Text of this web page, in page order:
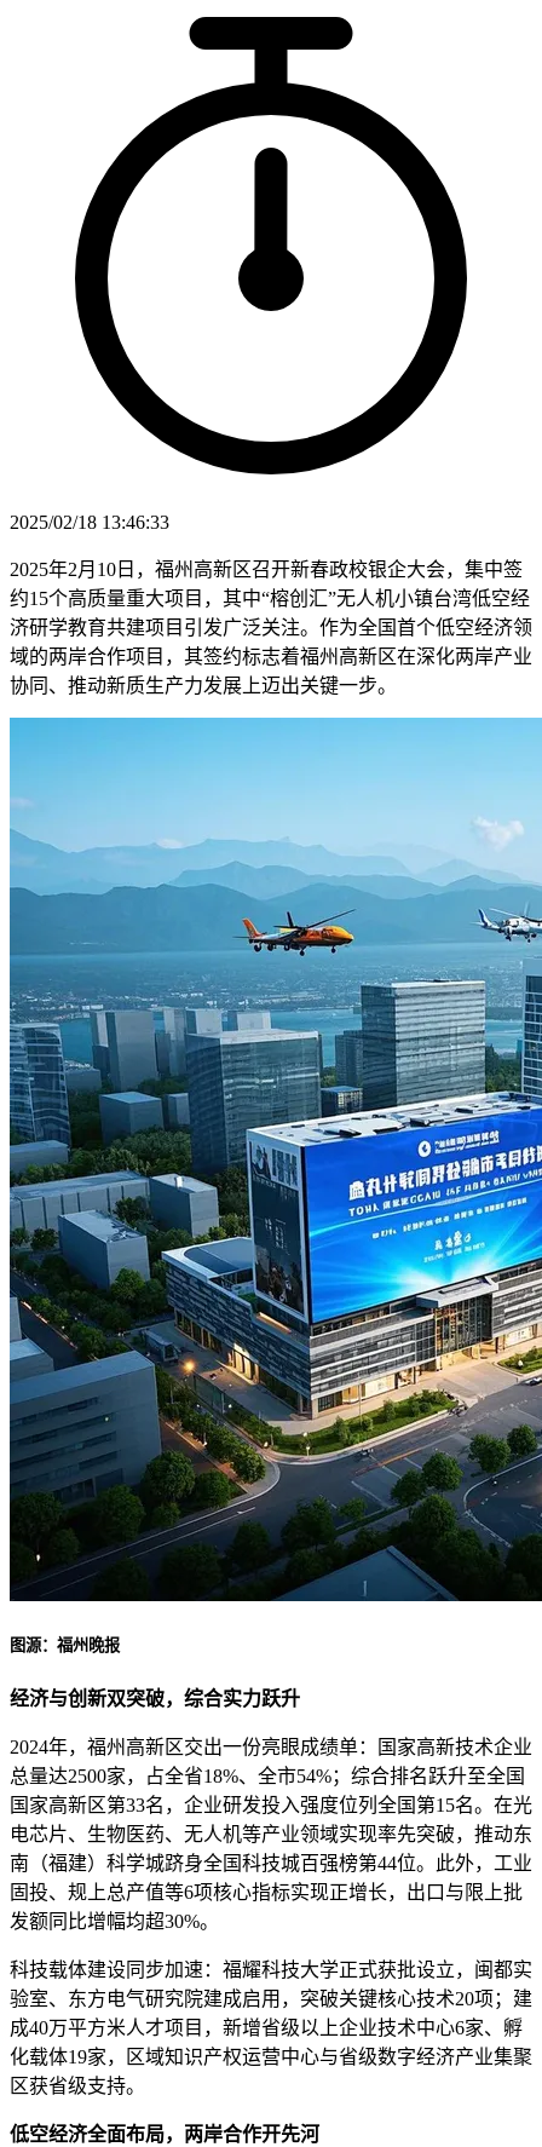
2025/02/18 13:46:33
2025年2月10日，福州高新区召开新春政校银企大会，集中签
约15个高质量重大项目，其中“榕创汇”无人机小镇台湾低空经
济研学教育共建项目引发广泛关注。作为全国首个低空经济领
域的两岸合作项目，其签约标志着福州高新区在深化两岸产业
协同、推动新质生产力发展上迈出关键一步。
图源：福州晚报
经济与创新双突破，综合实力跃升
2024年，福州高新区交出一份亮眼成绩单：国家高新技术企业
总量达2500家，占全省18%、全市54%；综合排名跃升至全国
国家高新区第33名，企业研发投入强度位列全国第15名。在光
电芯片、生物医药、无人机等产业领域实现率先突破，推动东
南（福建）科学城跻身全国科技城百强榜第44位。此外，工业
固投、规上总产值等6项核心指标实现正增长，出口与限上批
发额同比增幅均超30%。
科技载体建设同步加速：福耀科技大学正式获批设立，闽都实
验室、东方电气研究院建成启用，突破关键核心技术20项；建
成40万平方米人才项目，新增省级以上企业技术中心6家、孵
化载体19家，区域知识产权运营中心与省级数字经济产业集聚
区获省级支持。
低空经济全面布局，两岸合作开先河